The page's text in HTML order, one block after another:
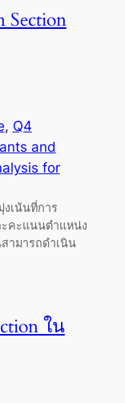
Section
, Q4
and
for
งเน้นที่การ
ะคะแนนตำแหน่ง
ามารถดำเนิน
ใน